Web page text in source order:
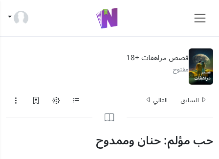
قصص مراهقات +18
مفتوح
السابق التالي
حب مؤلم: حنان وممدوح